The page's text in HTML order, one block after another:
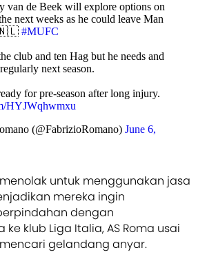
van de Beek will explore options on
next weeks as he could leave Man
#MUFC
club and ten Hag but he needs and
next season.
for pre-season after long injury.
HYJWqhwmxu
(@FabrizioRomano) June 6,
untuk menggunakan jasa
mereka ingin
dengan
klub Liga Italia, AS Roma usai
gelandang anyar.